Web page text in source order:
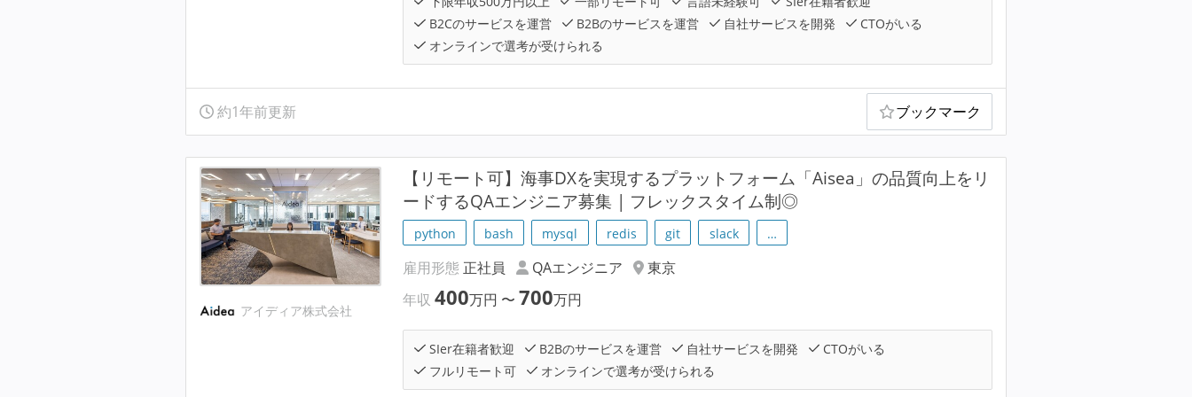
B2Cのサービスを運営
B2Bのサービスを運営 自社サービスを開発
CTOがいる
オンラインで選考が受けられる
約1年前更新 ブックマーク
アイディア株式会社
【リモート可】海事DXを実現するプラットフォーム「Aisea」の品質向上をリ
ードするQAエンジニア募集 | フレックスタイム制◎
python bash mysql redis git slack …
雇用形態 正社員 QAエンジニア
東京
年収400万円 〜700万円
SIer在籍者歓迎 B2Bのサービスを運営 自社サービスを開発
CTOがいる
フルリモート可
オンラインで選考が受けられる